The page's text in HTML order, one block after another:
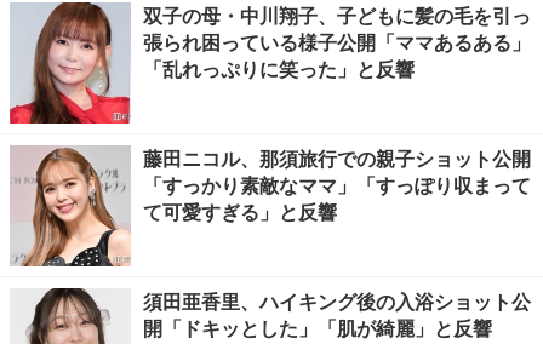
双子の母・中川翔子、子どもに髪の毛を引っ
張られ困っている様子公開「ママあるある」
「乱れっぷりに笑った」と反響
藤田ニコル、那須旅行での親子ショット公開
「すっかり素敵なママ」「すっぽり収まって
て可愛すぎる」と反響
須田亜香里、ハイキング後の入浴ショット公
開「ドキッとした」「肌が綺麗」と反響